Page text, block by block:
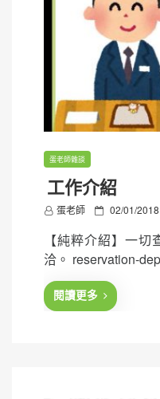
蛋老師雜談
工作介紹
蛋老師
P
s
t
e
02/01/2018
【純粹介紹】一
洽。 reservation-
閱讀更多